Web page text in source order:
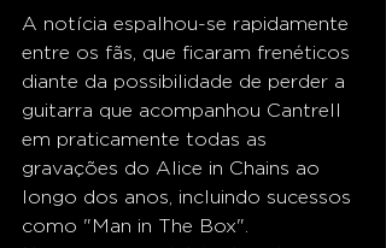
A notícia espalhou-se rapidamente
entre os fãs, que ficaram frenéticos
diante da possibilidade de perder a
guitarra que acompanhou Cantrell
em praticamente todas as
gravações do Alice in Chains ao
longo dos anos, incluindo sucessos
como "Man in The Box".